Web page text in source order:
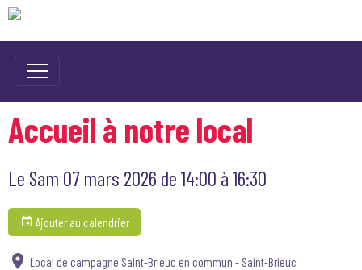
Accueil à notre local
Le Sam 07 mars 2026 de 14:00 à 16:30
Ajouter au calendrier
Local de campagne Saint-Brieuc en commun - Saint-Brieuc